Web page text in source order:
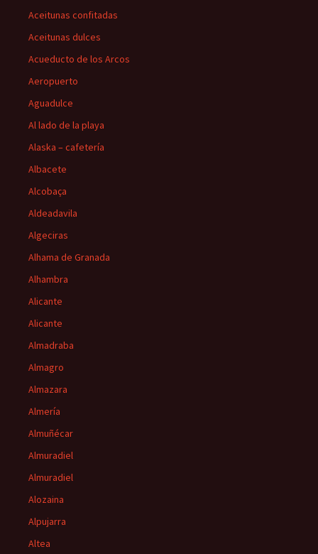
Aceitunas confitadas
Aceitunas dulces
Acueducto de los Arcos
Aeropuerto
Aguadulce
Al lado de la playa
Alaska – cafetería
Albacete
Alcobaça
Aldeadavila
Algeciras
Alhama de Granada
Alhambra
Alicante
Alicante
Almadraba
Almagro
Almazara
Almería
Almuñécar
Almuradiel
Almuradiel
Alozaina
Alpujarra
Altea